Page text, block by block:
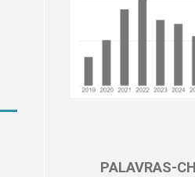
PALAVRAS-